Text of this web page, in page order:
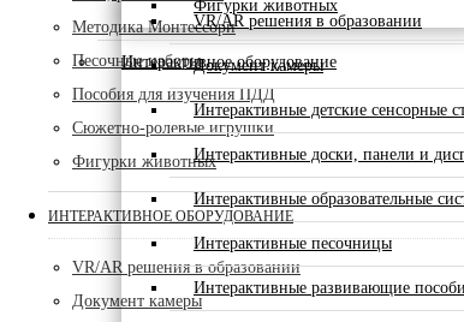
Фигурки животных
Интерактивное оборудование
VR/AR решения в образовании
Документ камеры
Интерактивные детские сенсорные
Интерактивные доски, панели и
Интерактивные образовательные
Интерактивные песочницы
Интерактивные развивающие
Методика Монтессори
Песочные наборы
Пособия для изучения ПДД
Сюжетно-ролевые игрушки
Фигурки животных
ИНТЕРАКТИВНОЕ ОБОРУДОВАНИЕ
VR/AR решения в образовании
Документ камеры